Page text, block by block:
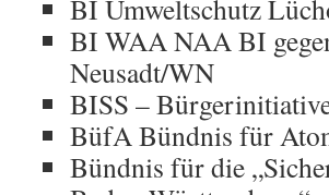
BI Umweltschutz
BI WAA NAA BI
Neusadt/WN
BISS –
BüfA Bündnis für
Bündnis für die